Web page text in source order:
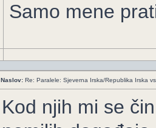
Samo mene
Naslov: Re: Paralele: Sjeverna Irska/Republika Irska
Kod njih mi se